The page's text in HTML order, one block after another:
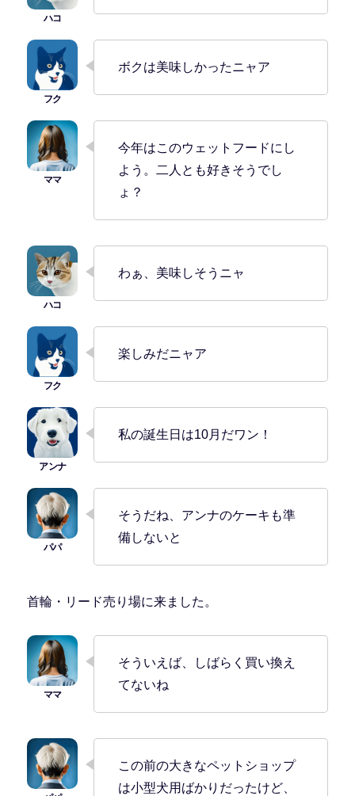
ボクは美味しかったニャア
今年はこのウェットフードにし
よう。二人とも好きそうでし
ょ？
わぁ、美味しそうニャ
楽しみだニャア
私の誕生日は10月だワン！
そうだね、アンナのケーキも準
備しないと
首輪・リード売り場に来ました。
そういえば、しばらく買い換え
てないね
この前の大きなペットショップ
は小型犬用ばかりだったけど、